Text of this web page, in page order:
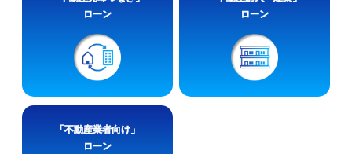
ローン
ローン
「不動産業者向け」
ローン